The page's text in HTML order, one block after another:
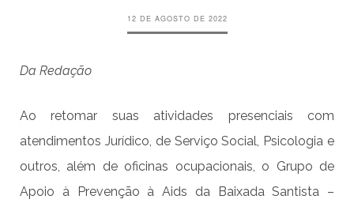
12 DE AGOSTO DE 2022
Da Redação
Ao retomar suas atividades presenciais com
atendimentos Jurídico, de Serviço Social, Psicologia e
outros, além de oficinas ocupacionais, o Grupo de
Apoio à Prevenção à Aids da Baixada Santista –